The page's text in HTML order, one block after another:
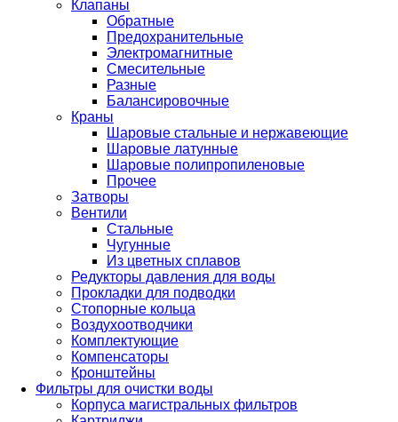
Клапаны
Обратные
Предохранительные
Электромагнитные
Смесительные
Разные
Балансировочные
Краны
Шаровые стальные и нержавеющие
Шаровые латунные
Шаровые полипропиленовые
Прочее
Затворы
Вентили
Стальные
Чугунные
Из цветных сплавов
Редукторы давления для воды
Прокладки для подводки
Стопорные кольца
Воздухоотводчики
Комплектующие
Компенсаторы
Кронштейны
Фильтры для очистки воды
Корпуса магистральных фильтров